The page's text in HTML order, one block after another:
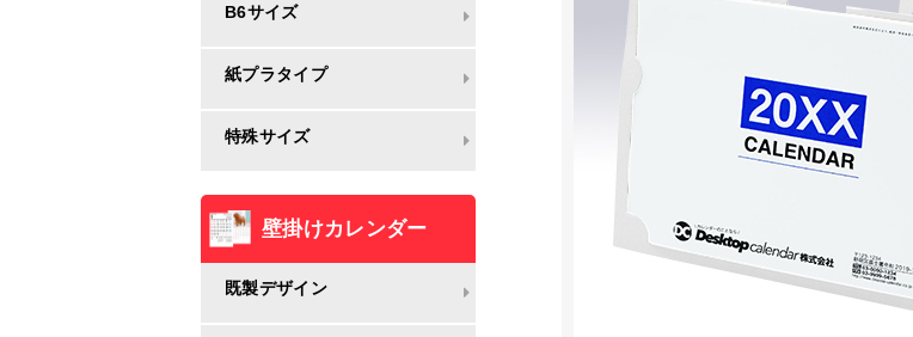
B6サイズ
紙プラタイプ
特殊サイズ
壁掛けカレンダー
既製デザイン